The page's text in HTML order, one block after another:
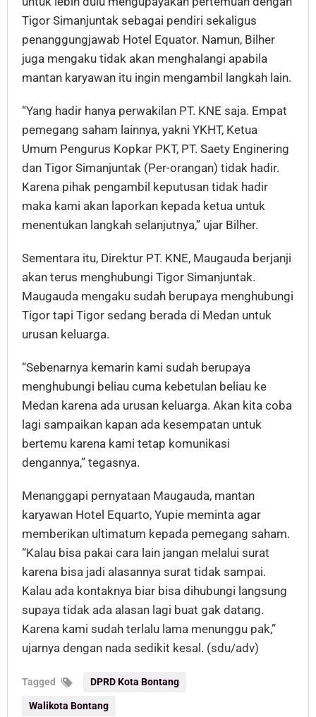
Tigor Simanjuntak sebagai pendiri sekaligus
penanggungjawab Hotel Equator. Namun, Bilher
juga mengaku tidak akan menghalangi apabila
mantan karyawan itu ingin mengambil langkah lain.
“Yang hadir hanya perwakilan PT. KNE saja. Empat
pemegang saham lainnya, yakni YKHT, Ketua
Umum Pengurus Kopkar PKT, PT. Saety Enginering
dan Tigor Simanjuntak (Per-orangan) tidak hadir.
Karena pihak pengambil keputusan tidak hadir
maka kami akan laporkan kepada ketua untuk
menentukan langkah selanjutnya,” ujar Bilher.
Sementara itu, Direktur PT. KNE, Maugauda berjanji
akan terus menghubungi Tigor Simanjuntak.
Maugauda mengaku sudah berupaya menghubungi
Tigor tapi Tigor sedang berada di Medan untuk
urusan keluarga.
“Sebenarnya kemarin kami sudah berupaya
menghubungi beliau cuma kebetulan beliau ke
Medan karena ada urusan keluarga. Akan kita coba
lagi sampaikan kapan ada kesempatan untuk
bertemu karena kami tetap komunikasi
dengannya,” tegasnya.
Menanggapi pernyataan Maugauda, mantan
karyawan Hotel Equarto, Yupie meminta agar
memberikan ultimatum kepada pemegang saham.
“Kalau bisa pakai cara lain jangan melalui surat
karena bisa jadi alasannya surat tidak sampai.
Kalau ada kontaknya biar bisa dihubungi langsung
supaya tidak ada alasan lagi buat gak datang.
Karena kami sudah terlalu lama menunggu pak,”
ujarnya dengan nada sedikit kesal. (sdu/adv)
Tagged DPRD Kota Bontang
Walikota Bontang